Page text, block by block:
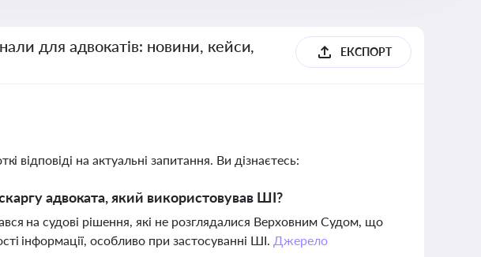
для адвокатів: новини, кейси,
ЕКСПОРТ
відповіді на актуальні запитання. Ви дізнаєтесь:
адвоката, який використовував ШІ?
на судові рішення, які не розглядалися Верховним Судом, що
інформації, особливо при застосуванні ШІ. Джерело